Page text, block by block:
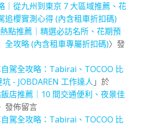
｜從九州到東京 7 大區域推薦、花
追櫻實測心得 (內含租車折扣碼)
點推薦｜精選必訪名所、花期預
全攻略 (內含租車專屬折扣碼)〉發
駕全攻略：Tabirai、TOCOO 比
- JOBDAREN 工作達人 」於
店推薦｜10 間交通便利、夜景佳
發佈留言
駕全攻略：Tabirai、TOCOO 比